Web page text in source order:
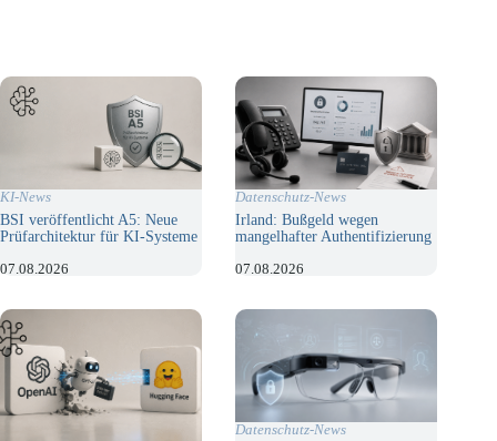
KI-News
BSI veröffentlicht A5: Neue
Prüfarchitektur für KI-Systeme
07.08.2026
Datenschutz-News
Irland: Bußgeld wegen
mangelhafter Authentifizierung
07.08.2026
Datenschutz-News